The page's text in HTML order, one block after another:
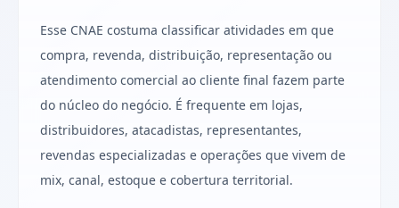
Esse CNAE costuma classificar atividades em que
compra, revenda, distribuição, representação ou
atendimento comercial ao cliente final fazem parte
do núcleo do negócio. É frequente em lojas,
distribuidores, atacadistas, representantes,
revendas especializadas e operações que vivem de
mix, canal, estoque e cobertura territorial.